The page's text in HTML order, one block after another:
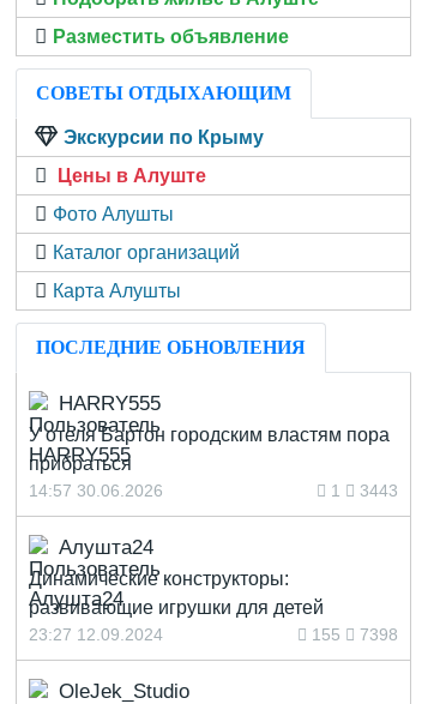
Разместить объявление
СОВЕТЫ ОТДЫХАЮЩИМ
Экскурсии по Крыму
Цены в Алуште
Фото Алушты
Каталог организаций
Карта Алушты
ПОСЛЕДНИЕ ОБНОВЛЕНИЯ
HARRY555
У отеля Бартон городским властям пора
прибраться
14:57 30.06.2026 1 3443
Алушта24
Динамические конструкторы:
развивающие игрушки для детей
23:27 12.09.2024 155 7398
OleJek_Studio